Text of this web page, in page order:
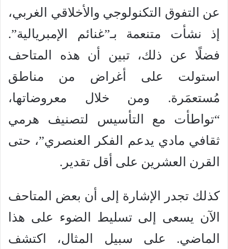
عن التفوق التكنولوجي والأخلاقي الغربي،
إذ نشأت متنعمة بـ”غنائم الإمبريالية”.
فضلًا عن ذلك، تبين أن هذه المتاحف
استولت على أغراض من مناطق
مُستعمَرة. ومن خلال معروضاتها،
“تواطأت مع التأسيس لتصنيف هرمي
ثقافي مادي يدعم الفكر العنصري”، حتى
القرن العشرين على أقل تقدير.
كذلك تجدر الإشارة إلى أن بعض المتاحف
الآن يسعى إلى تسليط الضوء على هذا
الماضي. على سبيل المثال، اكتشف